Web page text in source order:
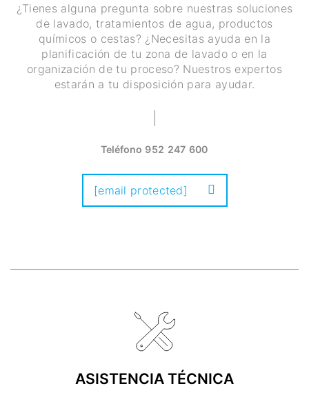
¿Tienes alguna pregunta sobre nuestras soluciones
de lavado, tratamientos de agua, productos
químicos o cestas? ¿Necesitas ayuda en la
planificación de tu zona de lavado o en la
organización de tu proceso? Nuestros expertos
estarán a tu disposición para ayudar.
Teléfono 952 247 600
[email protected]
ASISTENCIA TÉCNICA